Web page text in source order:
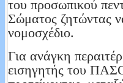
του προσωπικού
Σώματος ζητώντας
νομοσχέδιο.
Για ανάγκη
εισηγητής του